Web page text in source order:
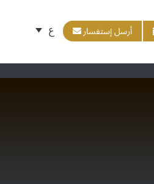
أرسل إستفسار ع